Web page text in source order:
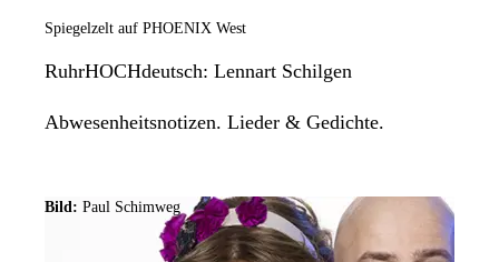
Spiegelzelt auf PHOENIX West
RuhrHOCHdeutsch: Lennart Schilgen
Abwesenheitsnotizen. Lieder & Gedichte.
Bild: Paul Schimweg